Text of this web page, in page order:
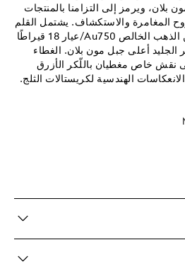
بلان، ويرمز إلى التزامنا بالمنتجات
المغامرة والاستكشاف. يشتمل القلم
على ريشة مصنوعة باليد من الذهب الخالص Au750/عيار 18 قيراطًا
الجليد أعلى جبل مون بلان. الغطاء
نقش خاص مغطيان باللّكر الأزرق
الهندسية لكريستالات الثلج.